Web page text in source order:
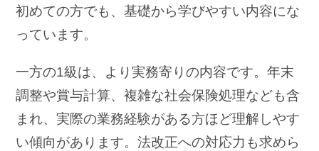
初めての方でも、基礎から学びやすい内容にな
っています。
一方の1級は、より実務寄りの内容です。年末
調整や賞与計算、複雑な社会保険処理なども含
まれ、実際の業務経験がある方ほど理解しやす
い傾向があります。法改正への対応力も求めら